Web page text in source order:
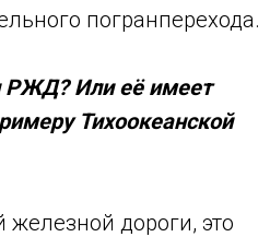
погранперехода.
РЖД? Или её имеет
Тихоокеанской
дороги, это